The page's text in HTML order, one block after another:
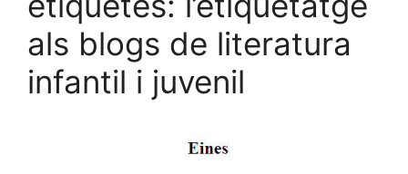
als blogs de literatura
infantil i juvenil